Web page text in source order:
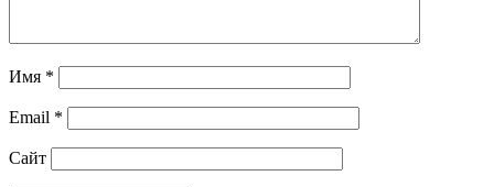
Имя *
Email *
Сайт